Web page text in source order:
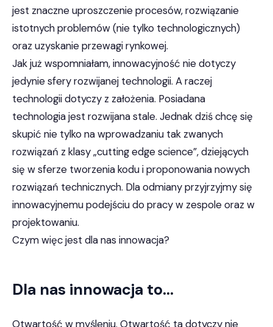
jest znaczne uproszczenie procesów, rozwiązanie
istotnych problemów (nie tylko technologicznych)
oraz uzyskanie przewagi rynkowej.
Jak już wspomniałam, innowacyjność nie dotyczy
jedynie sfery rozwijanej technologii. A raczej
technologii dotyczy z założenia. Posiadana
technologia jest rozwijana stale. Jednak dziś chcę się
skupić nie tylko na wprowadzaniu tak zwanych
rozwiązań z klasy „cutting edge science”, dziejących
się w sferze tworzenia kodu i proponowania nowych
rozwiązań technicznych. Dla odmiany przyjrzyjmy się
innowacyjnemu podejściu do pracy w zespole oraz w
projektowaniu.
Czym więc jest dla nas innowacja?
Dla nas innowacja to…
Otwartość w myśleniu. Otwartość ta dotyczy nie